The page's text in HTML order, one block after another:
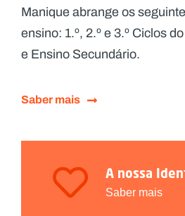
Manique abrange os
ensino: 1.º, 2.º e 3.º Ciclos
e Ensino Secundário.
Saber mais
A nossa
Saber mais